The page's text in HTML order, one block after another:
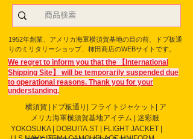
1952年創業、アメリカ海軍横須賀基地の目の前、ドブ板通
りのミリタリーショップ、柿田商店のWEBサイトです。
We regret to inform you that the 【International
Shipping Site】 will be temporarily suspended due
to operational reasons. Thank you for your
understanding.
横須賀 |ドブ板通り| フライト ジャケット| ア
メリカ海軍横須賀基地アイテム | 迷彩服
YOKOSUKA | DOBUITA.ST | FLIGHT JACKET |